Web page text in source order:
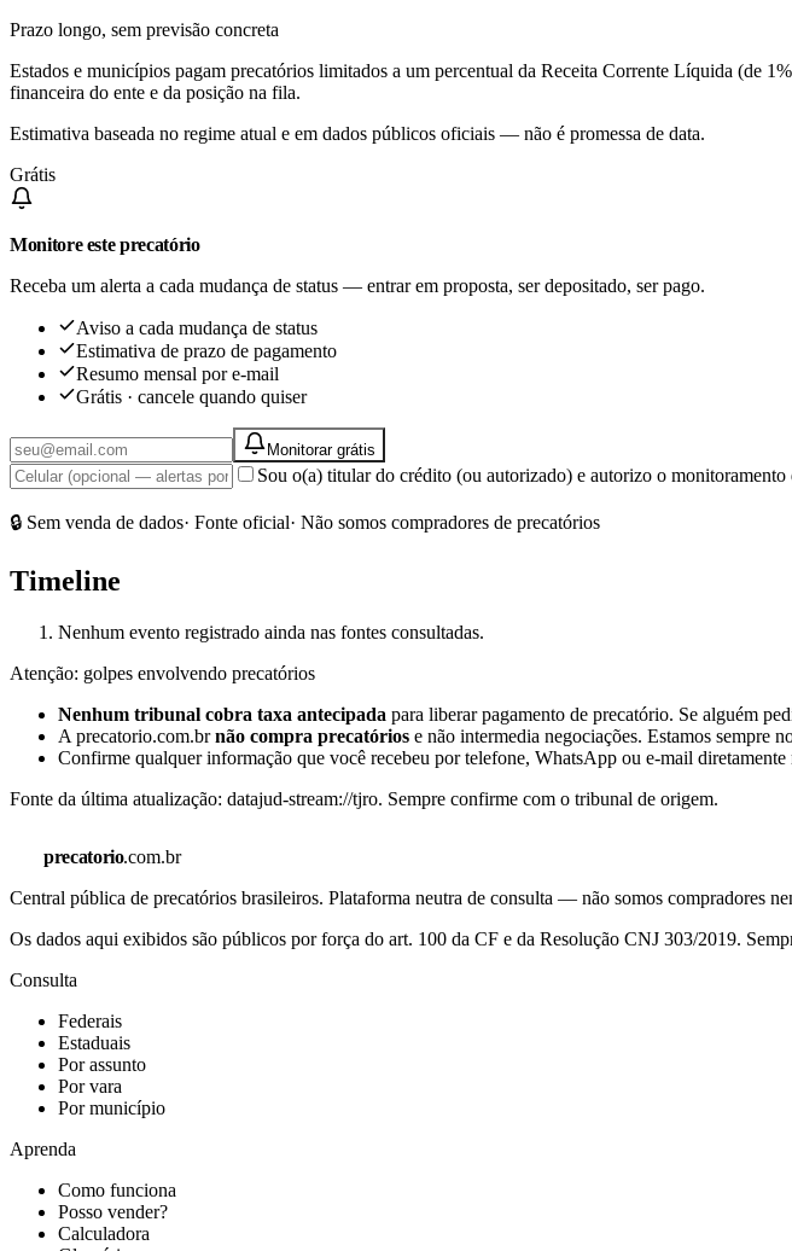
Prazo longo, sem previsão concreta
Estados e municípios pagam precatórios limitados a um percentual da Receita Corrente Líquida (de
financeira do ente e da posição na fila.
Estimativa baseada no regime atual e em dados públicos oficiais — não é promessa de data.
Grátis
Monitore este precatório
Receba um alerta a cada mudança de status — entrar em proposta, ser depositado, ser pago.
Aviso a cada mudança de status
Estimativa de prazo de pagamento
Resumo mensal por e-mail
Grátis · cancele quando quiser
Monitorar grátis
Sou o(a) titular do crédito (ou autorizado) e autorizo o
🔒 Sem venda de dados· Fonte oficial· Não somos compradores de precatórios
Timeline
Nenhum evento registrado ainda nas fontes consultadas.
Atenção: golpes envolvendo precatórios
Nenhum tribunal cobra taxa antecipada para liberar pagamento de precatório. Se alguém
A precatorio.com.brnão compra precatórios e não intermedia negociações. Estamos sempre
Confirme qualquer informação que você recebeu por telefone, WhatsApp ou e-mail
Fonte da última atualização: datajud-stream://tjro. Sempre confirme com o tribunal de origem.
precatorio.com.br
Central pública de precatórios brasileiros. Plataforma neutra de consulta — não somos compradores
Os dados aqui exibidos são públicos por força do art. 100 da CF e da Resolução CNJ 303/2019.
Consulta
Federais
Estaduais
Por assunto
Por vara
Por município
Aprenda
Como funciona
Posso vender?
Calculadora